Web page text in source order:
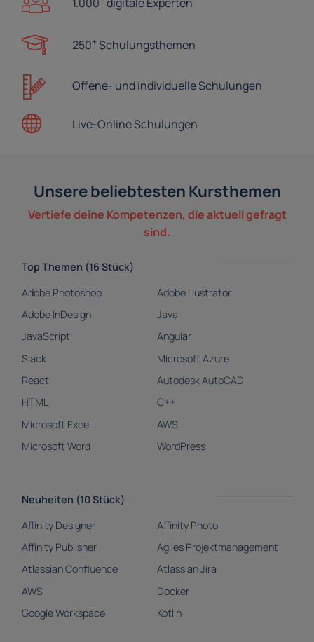
250+ Schulungsthemen
Offene- undindividuelle Schulungen
Live-OnlineSchulungen
Unsere beliebtesten Kursthemen
Vertiefe deine Kompetenzen, die aktuell gefragt
sind.
Top Themen (16 Stück)
Adobe Photoshop
Adobe Illustrator
Adobe InDesign
Java
JavaScript
Angular
Slack
Microsoft Azure
React
Autodesk AutoCAD
HTML
C++
Microsoft Excel
AWS
Microsoft Word
WordPress
Neuheiten (10 Stück)
Affinity Designer
Affinity Photo
Affinity Publisher
Agiles Projektmanagement
Atlassian Confluence
Atlassian Jira
AWS
Docker
Google Workspace
Kotlin